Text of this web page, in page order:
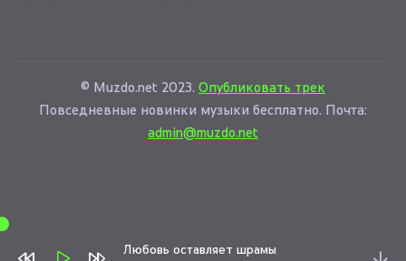
© Muzdo.net 2023. Опубликовать трек
Повседневные новинки музыки бесплатно. Почта:
admin@muzdo.net
Любовь оставляет шрамы